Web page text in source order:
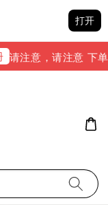
打开
请注意，请注意 下单